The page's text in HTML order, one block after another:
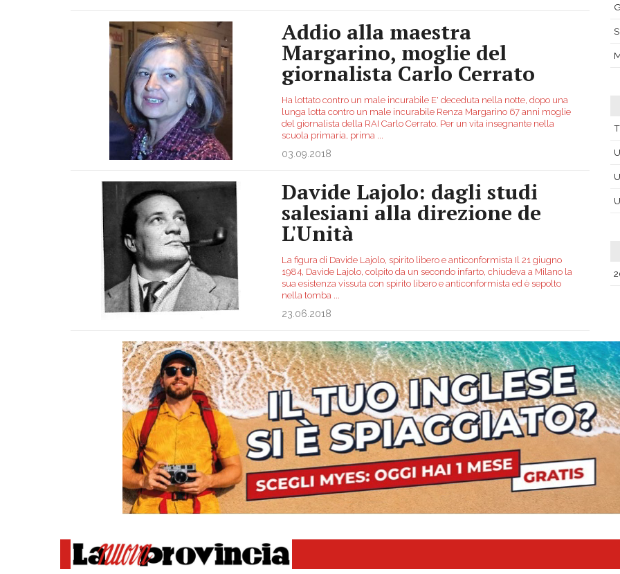
Addio alla maestra
Margarino, moglie del
giornalista Carlo Cerrato
Ha lottato contro un male incurabile E' deceduta nella notte, dopo una
lunga lotta contro un male incurabile Renza Margarino 67 anni moglie
del giornalista della RAI Carlo Cerrato. Per un vita insegnante nella
scuola primaria, prima
03.09.2018
Davide Lajolo: dagli studi
salesiani alla direzione de
L'Unità
La figura di Davide Lajolo, spirito libero e anticonformista Il 21 giugno
1984, Davide Lajolo, colpito da un secondo infarto, chiudeva a Milano la
sua esistenza vissuta con spirito libero e anticonformista ed è sepolto
nella tomba
23.06.2018